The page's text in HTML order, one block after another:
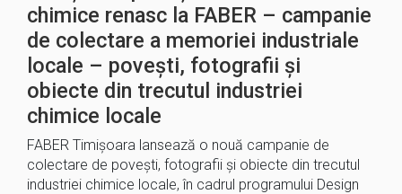
chimice renasc la FABER – campanie
de colectare a memoriei industriale
locale – povești, fotografii și
obiecte din trecutul industriei
chimice locale
FABER Timișoara lansează o nouă campanie de
colectare de povești, fotografii și obiecte din trecutul
industriei chimice locale, în cadrul programului Design